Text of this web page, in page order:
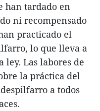
han tardado en
ni recompensado
practicado el
lo que lleva a
ley. Las labores de
la práctica del
a todos